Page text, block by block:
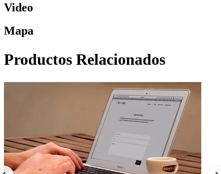
Video
Mapa
Productos Relacionados